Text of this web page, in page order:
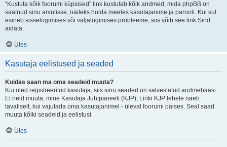
“Kustuta kõik foorumi küpsised” link kustutab kõik andmed, mida phpBB on
saatnud sinu arvutisse, näiteks hoida meeles kasutajanime ja parooli. Kui sul
esineb sisselogimises või väljalogimises probleeme, siis võib see link Sind
aidata.
Üles
Kasutaja eelistused ja seaded
Kuidas saan ma oma seadeid muuta?
Kui oled registreeritud kasutaja, siis sinu seaded on salvestatud andmebaasi.
Et neid muuta, mine Kasutaja Juhtpaneeli (KJP); Linki KJP lehele näeb
tavaliselt, kui vajutada oma kasutajanimel - üleval foorumi päises. Seal saad
muuta kõiki seadeid ja eelistusi.
Üles